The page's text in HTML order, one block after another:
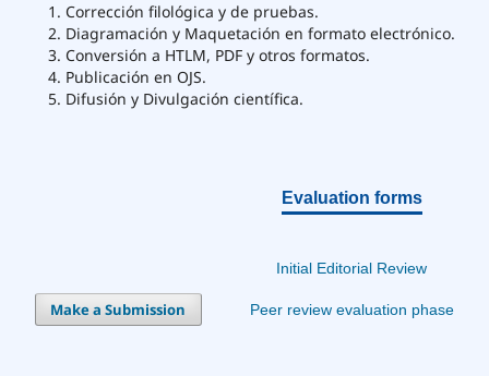
Corrección filológica y de pruebas.
Diagramación y Maquetación en formato electrónico.
Conversión a HTLM, PDF y otros formatos.
Publicación en OJS.
Difusión y Divulgación científica.
Make a Submission
Evaluation forms
Initial Editorial Review
Peer review evaluation phase